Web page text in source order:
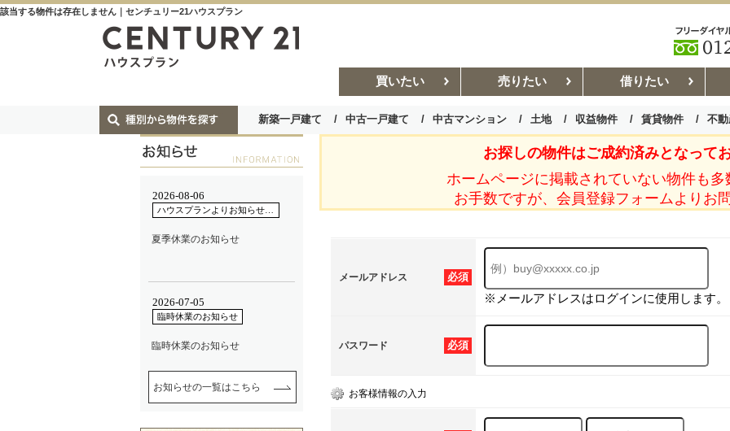
該当する物件は存在しません｜センチュリー21ハウスプラン
買いたい 売りたい 借りたい
新築一戸建て 中古一戸建て 中古マンション 土地 収益物件 賃貸物件 不
お部屋探しコラム 賃貸管理コ
お探しの物件はご成約済みとなってお
ホームページに掲載されていない物件も多
お手数ですが、会員登録フォームよりお
必須
メールアドレス
※メールアドレスはログインに使用します。
必須
パスワード
お客様情報の入力
お知らせの一覧はこちら